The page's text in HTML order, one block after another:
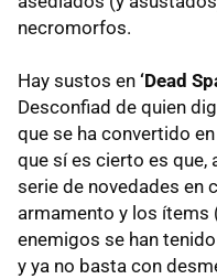
necromorfos.
Hay sustos en ‘Dead
Desconfiad de quien
que se ha convertido
que sí es cierto es que,
serie de novedades en
armamento y los ítems
enemigos se han
y ya no basta con